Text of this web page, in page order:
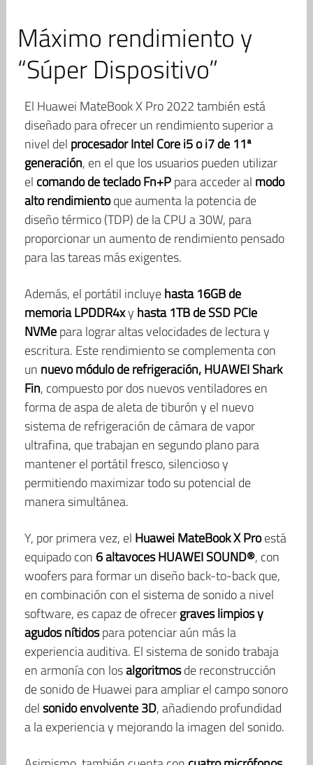
Máximo rendimiento y
“Súper Dispositivo”
El Huawei MateBook X Pro 2022 también está
diseñado para ofrecer un rendimiento superior a
nivel del procesador Intel Core i5 o i7 de 11ª
generación, en el que los usuarios pueden utilizar
el comando de teclado Fn+Ppara acceder al modo
alto rendimientoque aumenta la potencia de
diseño térmico (TDP) de la CPU a 30W, para
proporcionar un aumento de rendimiento pensado
para las tareas más exigentes.
Además, el portátil incluyehasta 16GB de
memoria LPDDR4xy hasta 1TB de SSD PCIe
NVMepara lograr altas velocidades de lectura y
escritura. Este rendimiento se complementa con
un nuevo módulo de refrigeración, HUAWEI Shark
Fin, compuesto por dos nuevos ventiladores en
forma de aspa de aleta de tiburón y el nuevo
sistema de refrigeración de cámara de vapor
ultrafina, que trabajan en segundo plano para
mantener el portátil fresco, silencioso y
permitiendo maximizar todo su potencial de
manera simultánea.
Y, por primera vez, el Huawei MateBook X Proestá
equipado con 6 altavoces HUAWEI SOUND®, con
woofers para formar un diseño back-to-back que,
en combinación con el sistema de sonido a nivel
software, es capaz de ofrecergraves limpios y
agudos nítidospara potenciar aún más la
experiencia auditiva. El sistema de sonido trabaja
en armonía con losalgoritmosde reconstrucción
de sonido de Huawei para ampliar el campo sonoro
delsonido envolvente 3D, añadiendo profundidad
a la experiencia y mejorando la imagen del sonido.